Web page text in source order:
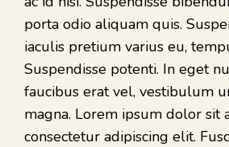
porta odio aliquam quis.
iaculis pretium varius eu,
Suspendisse potenti. In eget
faucibus erat vel, vestibulum
magna. Lorem ipsum dolor sit
consectetur adipiscing elit.